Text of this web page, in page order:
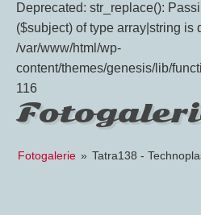
Deprecated: str_replace():
($subject) of type array|string is
/var/www/html/wp-
content/themes/genesis/lib/
116
Fotogalerie » Tatra138 -